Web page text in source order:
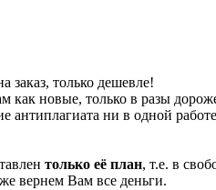
заказ, только дешевле!
как новые, только в разы
антиплагиата ни в одной
только её план, т.е. в
вернем Вам все деньги.